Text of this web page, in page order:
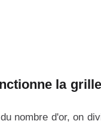
la
nombre d'or, on